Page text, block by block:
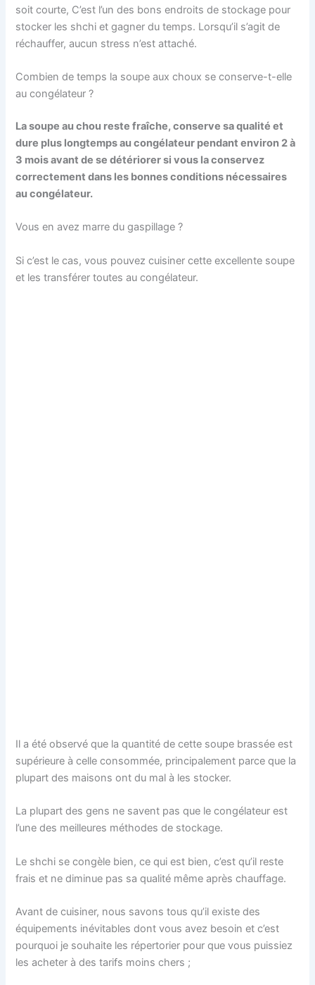
soit courte, C’est l’un des bons endroits de stockage pour
stocker les shchi et gagner du temps. Lorsqu’il s’agit de
réchauffer, aucun stress n’est attaché.
Combien de temps la soupe aux choux se conserve-t-elle
au congélateur ?
La soupe au chou reste fraîche, conserve sa qualité et
dure plus longtemps au congélateur pendant environ 2 à
3 mois avant de se détériorer si vous la conservez
correctement dans les bonnes conditions nécessaires
au congélateur.
Vous en avez marre du gaspillage ?
Si c’est le cas, vous pouvez cuisiner cette excellente soupe
et les transférer toutes au congélateur.
Il a été observé que la quantité de cette soupe brassée est
supérieure à celle consommée, principalement parce que la
plupart des maisons ont du mal à les stocker.
La plupart des gens ne savent pas que le congélateur est
l’une des meilleures méthodes de stockage.
Le shchi se congèle bien, ce qui est bien, c’est qu’il reste
frais et ne diminue pas sa qualité même après chauffage.
Avant de cuisiner, nous savons tous qu’il existe des
équipements inévitables dont vous avez besoin et c’est
pourquoi je souhaite les répertorier pour que vous puissiez
les acheter à des tarifs moins chers ;